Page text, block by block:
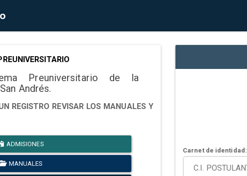
Preuniversitario de la
Andrés.
REGISTRO REVISAR LOS MANUALES Y
ADMISIONES
MANUALES
Carnet de identidad: